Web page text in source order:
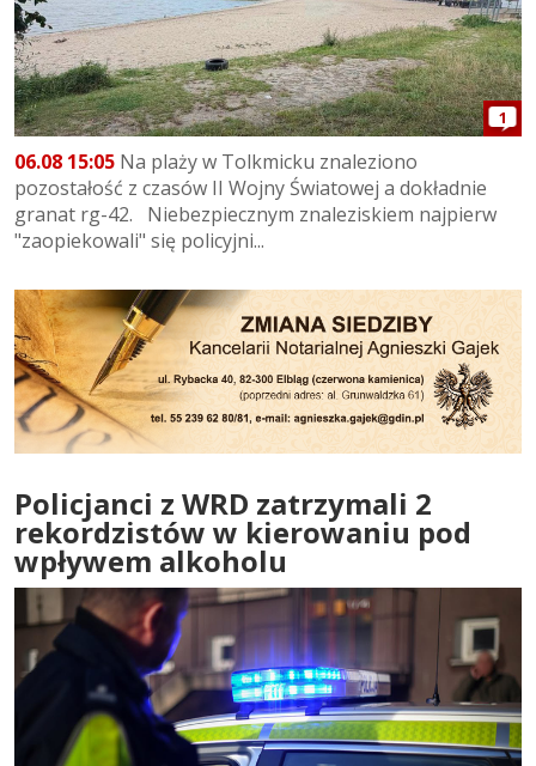
1
06.08 15:05 Na plaży w Tolkmicku znaleziono
pozostałość z czasów II Wojny Światowej a dokładnie
granat rg-42. Niebezpiecznym znaleziskiem najpierw
"zaopiekowali" się policyjni...
Policjanci z WRD zatrzymali 2
rekordzistów w kierowaniu pod
wpływem alkoholu